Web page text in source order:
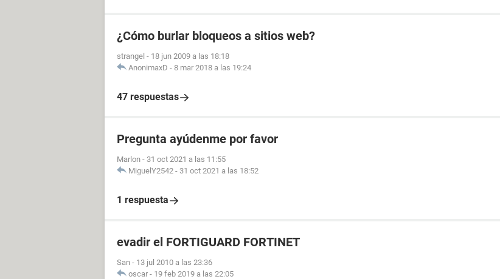
¿Cómo burlar bloqueos a sitios web?
strangel - 18 jun 2009 a las 18:18
AnonimaxD - 8 mar 2018 a las 19:24
47 respuestas
Pregunta ayúdenme por favor
Marlon - 31 oct 2021 a las 11:55
MiguelY2542 - 31 oct 2021 a las 18:52
1 respuesta
evadir el FORTIGUARD FORTINET
San - 13 jul 2010 a las 23:36
oscar - 19 feb 2019 a las 22:05